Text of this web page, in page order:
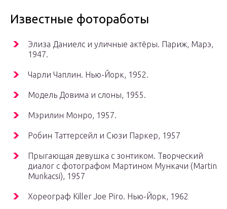
Известные фотоработы
Элиза Даниелс и уличные актёры. Париж, Марэ,
1947.
Чарли Чаплин. Нью-Йорк, 1952.
Модель Довима и слоны, 1955.
Мэрилин Монро, 1957.
Робин Таттерсейл и Сюзи Паркер, 1957
Прыгающая девушка с зонтиком. Творческий
диалог с фотографом Мартином Мункачи (Martin
Munkacsi), 1957
Хореограф Killer Joe Piro. Нью-Йорк, 1962